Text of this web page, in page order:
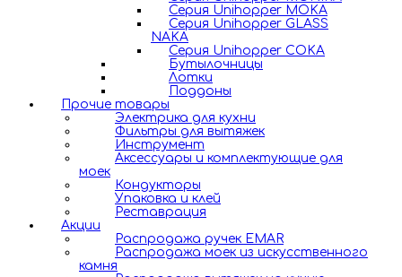
Серия Unihopper MOKA
Серия Unihopper GLASS
NAKA
Серия Unihopper COKA
Бутылочницы
Лотки
Поддоны
Прочие товары
Электрика для кухни
Фильтры для вытяжек
Инструмент
Аксессуары и комплектующие для
моек
Кондукторы
Упаковка и клей
Реставрация
Акции
Распродажа ручек EMAR
Распродажа моек из искусственного
камня